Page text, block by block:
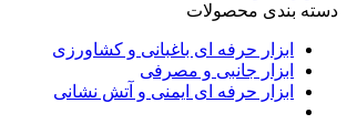
دسته بندی محصولات
ابزار حرفه ای باغبانی و کشاورزی
ابزار جانبی و مصرفی
ابزار حرفه ای ایمنی و آتش نشانی